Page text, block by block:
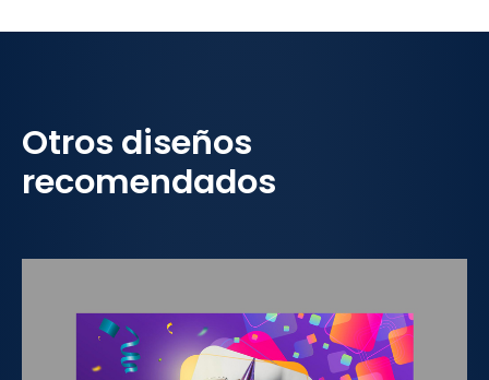
Otros diseños
recomendados